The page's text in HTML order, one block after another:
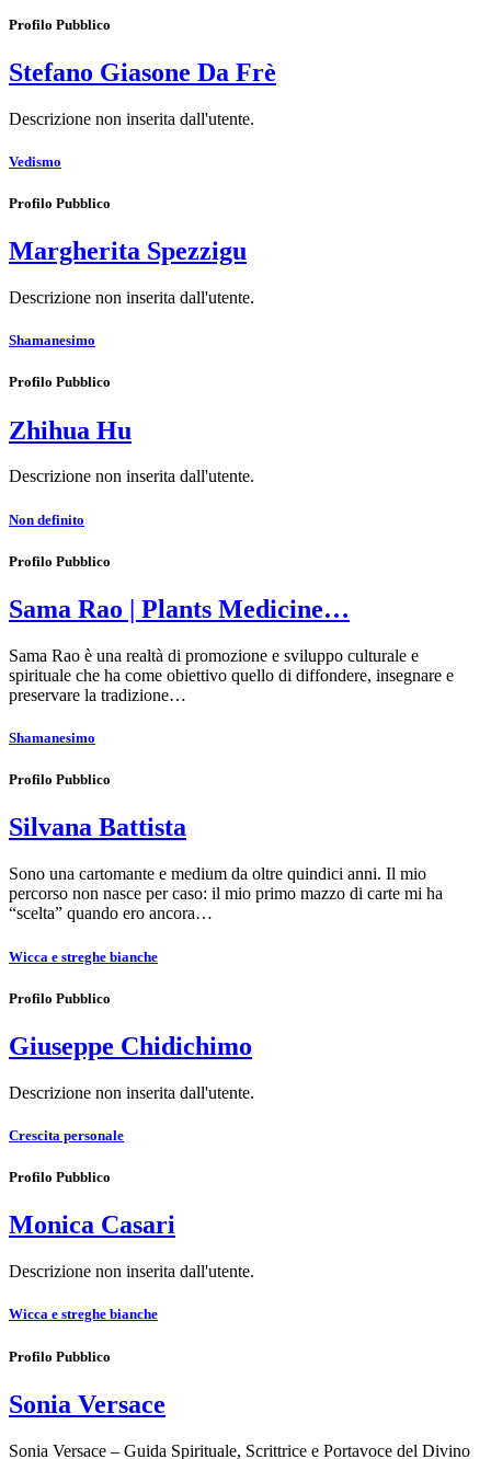
Profilo Pubblico
Stefano Giasone Da Frè
Descrizione non inserita dall'utente.
Vedismo
Profilo Pubblico
Margherita Spezzigu
Descrizione non inserita dall'utente.
Shamanesimo
Profilo Pubblico
Zhihua Hu
Descrizione non inserita dall'utente.
Non definito
Profilo Pubblico
Sama Rao | Plants Medicine…
Sama Rao è una realtà di promozione e sviluppo culturale e
spirituale che ha come obiettivo quello di diffondere, insegnare e
preservare la tradizione…
Shamanesimo
Profilo Pubblico
Silvana Battista
Sono una cartomante e medium da oltre quindici anni. Il mio
percorso non nasce per caso: il mio primo mazzo di carte mi ha
“scelta” quando ero ancora…
Wicca e streghe bianche
Profilo Pubblico
Giuseppe Chidichimo
Descrizione non inserita dall'utente.
Crescita personale
Profilo Pubblico
Monica Casari
Descrizione non inserita dall'utente.
Wicca e streghe bianche
Profilo Pubblico
Sonia Versace
Sonia Versace – Guida Spirituale, Scrittrice e Portavoce del Divino